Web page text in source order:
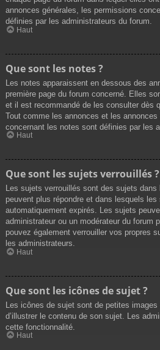
annonces générales, les permissions
définies par les administrateurs du forum.
Haut
Que sont les notes ?
Les notes apparaissent en dessous des
première page du forum concerné. Elles
et il est recommandé de les consulter dès
Tout comme les annonces et les
concernant les notes sont définies par les
Haut
Que sont les sujets verrouillés ?
Les sujets verrouillés sont des sujets
peuvent plus répondre et dans lesquels les
automatiquement expirés. Les sujets
administrateur ou un modérateur du forum
pouvez également verrouiller vos propres
les administrateurs.
Haut
Que sont les icônes de sujet ?
Les icônes de sujet sont de petites
d’illustrer le contenu de son sujet. Les
cette fonctionnalité.
Haut